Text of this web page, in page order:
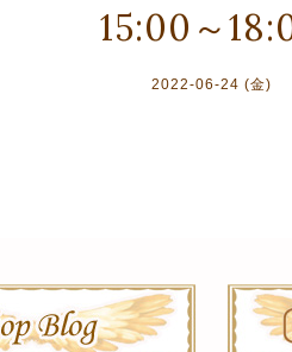
15:00～
2022-06-24 (金)